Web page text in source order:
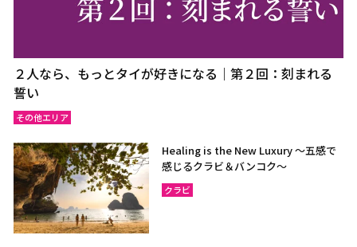
２人なら、もっとタイが好きになる｜第２回：刻まれる
誓い
その他エリア
Healing is the New Luxury ～五感で
感じるクラビ＆バンコク～
クラビ